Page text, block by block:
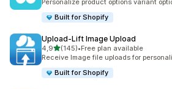
Personalize product options variant
Built for Shopify
Upload‑Lift Image Upload
4,9z 5 hvězd
(145)
Celkový počet recenzí: 145
•Free plan available
Receive Image file uploads for
Built for Shopify